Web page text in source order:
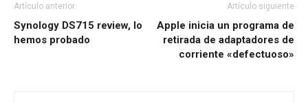
Artículo anterior
Synology DS715 review, lo
hemos probado
Artículo siguiente
Apple inicia un programa de
retirada de adaptadores de
corriente «defectuoso»